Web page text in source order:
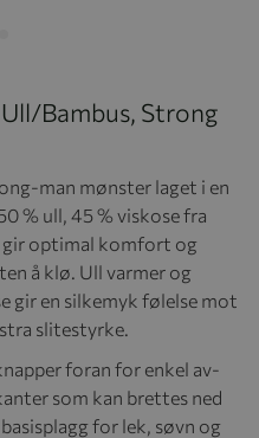
Bambus, Strong
man mønster laget i en
% ull, 45 % viskose fra
gir optimal komfort og
å klø. Ull varmer og
gir en silkemyk følelse mot
slitestyrke.
foran for enkel av-
som kan brettes ned
for lek, søvn og